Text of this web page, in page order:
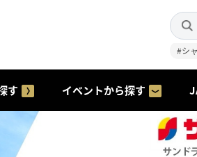
#シ
す イベントから探す